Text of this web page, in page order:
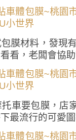
膜材料，發現
看，老闆會協
車要包膜，店
最流行的可愛